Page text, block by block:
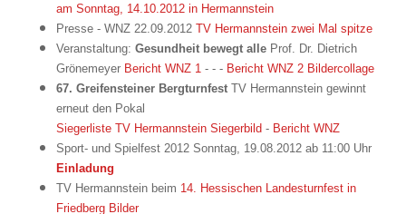
am Sonntag, 14.10.2012 in Hermannstein
Presse - WNZ 22.09.2012 TV Hermannstein zwei Mal spitze
Veranstaltung: Gesundheit bewegt alle Prof. Dr. Dietrich
Grönemeyer Bericht WNZ 1 - - - Bericht WNZ 2 Bildercollage
67. Greifensteiner Bergturnfest TV Hermannstein gewinnt
erneut den Pokal
Siegerliste TV Hermannstein Siegerbild - Bericht WNZ
Sport- und Spielfest 2012 Sonntag, 19.08.2012 ab 11:00 Uhr
Einladung
TV Hermannstein beim 14. Hessischen Landesturnfest in
Friedberg Bilder